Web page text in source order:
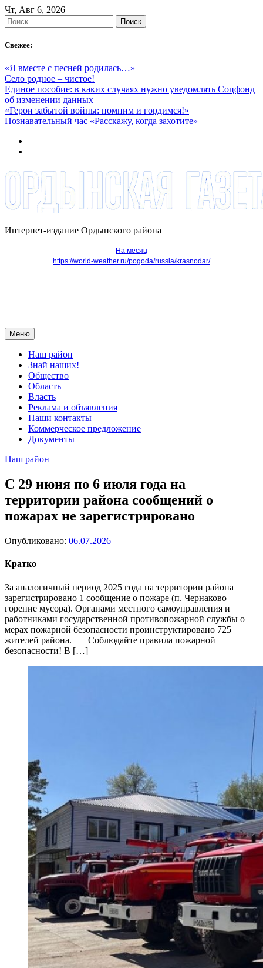
Skip
to
content
Чт, Авг 6, 2026
Найти:
Свежее:
«Я вместе с песней родилась…»
Село родное – чистое!
Единое пособие: в каких случаях нужно уведомлять Соцфонд
об изменении данных
«Герои забытой войны: помним и гордимся!»
Познавательный час «Расскажу, когда захотите»
Интернет-издание Ордынского района
На месяц
https://world-weather.ru/pogoda/russia/krasnodar/
Меню
Наш район
Знай наших!
Общество
Область
Власть
Реклама и объявления
Наши контакты
Коммерческое предложение
Документы
Наш район
С 29 июня по 6 июля года на
территории района сообщений о
пожарах не зарегистрировано
Опубликовано: 06.07.2026
Кратко
За аналогичный период 2025 года на территории района
зарегистрировано 1 сообщение о пожаре (п. Чернаково –
горение мусора). Органами местного самоуправления и
работниками государственной противопожарной службы о
мерах пожарной безопасности проинструктировано 725
жителей района. Соблюдайте правила пожарной
безопасности! В […]